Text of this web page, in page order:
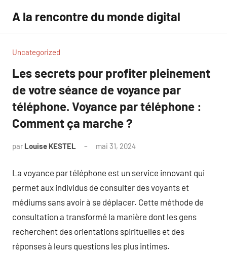
contenu
A la rencontre du monde digital
Uncategorized
Les secrets pour profiter pleinement
de votre séance de voyance par
téléphone. Voyance par téléphone :
Comment ça marche ?
par Louise KESTEL mai 31, 2024
La voyance par téléphone est un service innovant qui
permet aux individus de consulter des voyants et
médiums sans avoir à se déplacer. Cette méthode de
consultation a transformé la manière dont les gens
recherchent des orientations spirituelles et des
réponses à leurs questions les plus intimes.